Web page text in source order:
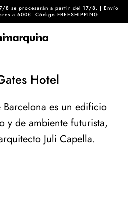
al contenido
8 se procesarán a partir del 17/8. | Envío
a 600€. Código FREESHIPPING
Hotel
Barcelona es un edificio
y de ambiente futurista,
Juli Capella.